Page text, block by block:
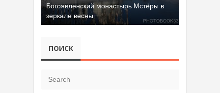
Богоявленский монастырь Мстёры в
зеркале весны
ПОИСК